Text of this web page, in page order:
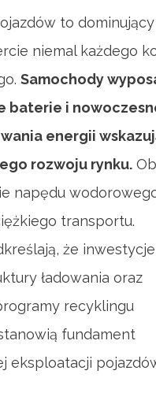
to
niemal każdego
Samochody
baterie i
energii
rozwoju rynku.
napędu
transportu.
że
ładowania oraz
recyklingu
fundament
eksploatacji